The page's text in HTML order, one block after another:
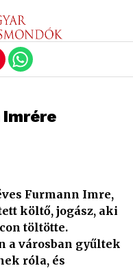
Imrére
Furmann Imre,
költő, jogász, aki
töltötte.
a városban gyűltek
róla, és